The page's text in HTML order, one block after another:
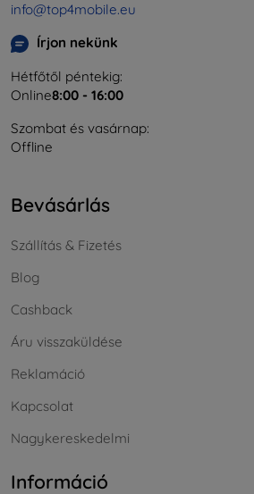
info@top4mobile.eu
Írjon nekünk
Hétfőtől péntekig:
Online8:00 - 16:00
Szombat és vasárnap:
Offline
Bevásárlás
Szállítás & Fizetés
Blog
Cashback
Áru visszaküldése
Reklamáció
Kapcsolat
Nagykereskedelmi
Információ